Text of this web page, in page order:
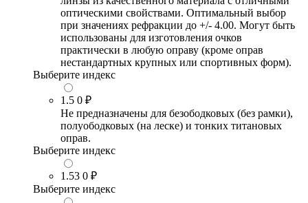
оптическими свойствами. Оптимальный выбор
при значениях рефракции до +/- 4.00. Могут быть
использованы для изготовления очков
практически в любую оправу (кроме оправ
нестандартных крупных или спортивных форм).
Выберите индекс
1.5 0 ₽
Не предназначены для безободковых (без рамки),
полуободковых (на леске) и тонких титановых
оправ.
Выберите индекс
1.53 0 ₽
Выберите индекс